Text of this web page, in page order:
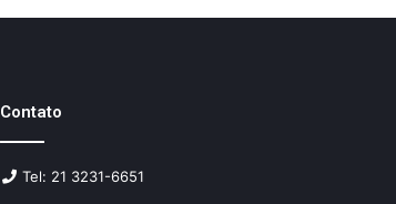
Contato
Tel: 21 3231-6651